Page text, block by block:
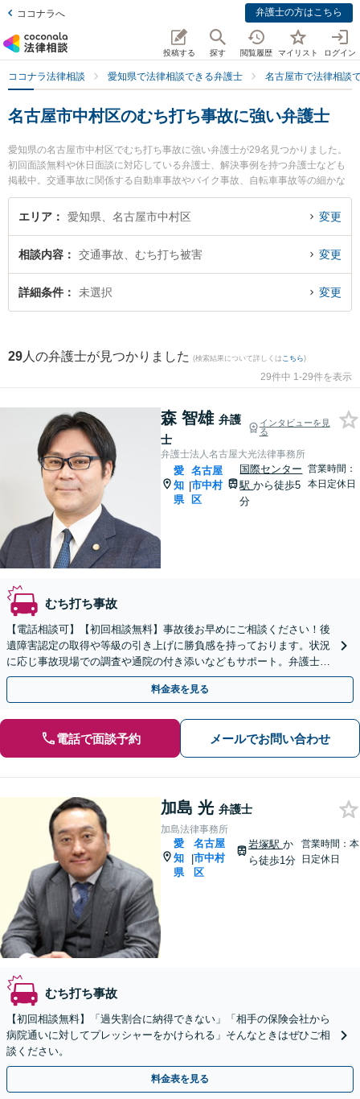
ココナラへ 弁護士の方はこちら
投稿する 探す 閲覧履歴 マイリスト ログイン
ココナラ法律相談 愛知県で法律相談できる弁護士 名古屋市で法律相談
名古屋市中村区のむち打ち事故に強い弁護士
愛知県の名古屋市中村区でむち打ち事故に強い弁護士が29名見つかりました。
初回面談無料や休日面談に対応している弁護士、解決事例を持つ弁護士なども
掲載中。交通事故に関係する自動車事故やバイク事故、自転車事故等の細かな
分野での絞り込み検索もでき便利です。特に弁護士法人名古屋大光法律事務所
の森 智雄弁護士や加島法律事務所の加島 光弁護士、ベリーベスト法律事務所
のトラブルを今すぐに弁護士に相談したい』『むち打ち事故のトラブル解決の
実績豊富な近くの弁護士を検索したい』『初回相談無料でむち打ち事故を法律
相談できる名古屋市中村区内の弁護士に相談予約したい』などでお困りの相談
エリア 愛知県、名古屋市中村区 変更
相談内容 交通事故、むち打ち被害 変更
詳細条件 未選択 変更
29 人の弁護士が見つかりました (検索結果について詳しくは こちら)
29件中 1-29件を表示
森 智雄 弁護
士
インタビューを見
る
弁護士法人名古屋大光法律事務所
愛
知
県
|
名古屋
市中村
区
国際センター
駅から徒歩5
分
営業時間：
本日定休日
むち打ち事故
【電話相談可】【初回相談無料】事故後お早めにご相談ください！後
遺障害認定の取得や等級の引き上げに勝負感を持っております。状況
に応じ事故現場での調査や通院の付き添いなどもサポート。弁護士費
用特約を利用可能【名古屋駅10分】【休日・夜間面談可】
料金表を見る
電話で面談予約 メールでお問い合わせ
加島 光 弁護士
加島法律事務所
愛
知
県
|
名古屋
市中村
区
岩塚駅 か
ら徒歩1分
営業時間：本
日定休日
むち打ち事故
【初回相談無料】「過失割合に納得できない」「相手の保険会社から
病院通いに対してプレッシャーをかけられる」そんなときはぜひご相
談ください。
料金表を見る